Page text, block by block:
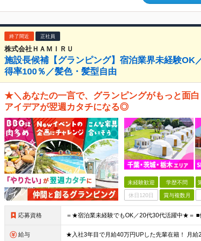
終了間近 正社員
株式会社ＨＡＭＩＲＵ
施設長候補【グランピング】宿泊業界未経験OK
得率100％／髪色・髪型自由
★＼あなたの一言で、グランピングがもっと面
アイデアが翌週カタチになる◎
未経験歓迎 学歴不問
休日120日 賞与複数月
応募資格
給与